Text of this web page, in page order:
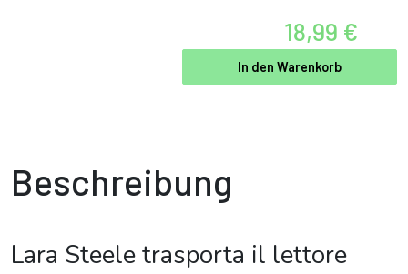
18,99 €
In den Warenkorb
Beschreibung
Lara Steele trasporta il lettore